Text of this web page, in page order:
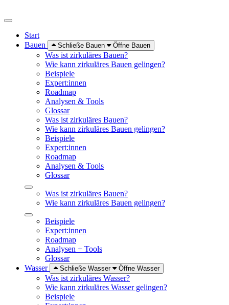
Start
Bauen
Schließe Bauen Öffne Bauen
Was ist zirkuläres Bauen?
Wie kann zirkuläres Bauen gelingen?
Beispiele
Expert:innen
Roadmap
Analysen & Tools
Glossar
Was ist zirkuläres Bauen?
Wie kann zirkuläres Bauen gelingen?
Beispiele
Expert:innen
Roadmap
Analysen & Tools
Glossar
Was ist zirkuläres Bauen?
Wie kann zirkuläres Bauen gelingen?
Beispiele
Expert:innen
Roadmap
Analysen + Tools
Glossar
Wasser
Schließe Wasser Öffne Wasser
Was ist zirkuläres Wasser?
Wie kann zirkuläres Wasser gelingen?
Beispiele